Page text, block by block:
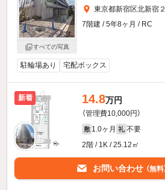
すべての写真
東京都新宿区北新宿
7階建 / 5年8ヶ月 / RC
駐輪場あり 宅配ボックス
新着 14.8万円
（管理費10,000円）
敷 1.0ヶ月 礼 不要
2階 / 1K / 25.12㎡
お問い合わせ （無料